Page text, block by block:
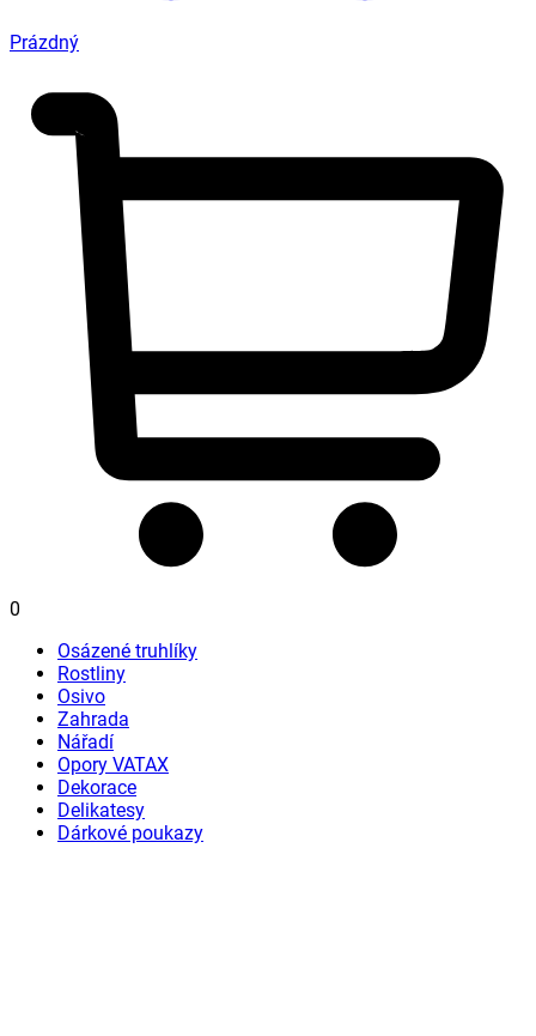
Prázdný
0
Osázené truhlíky
Rostliny
Osivo
Zahrada
Nářadí
Opory VATAX
Dekorace
Delikatesy
Dárkové poukazy